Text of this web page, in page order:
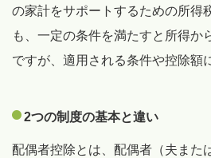
の家計をサポートするための所得
も、一定の条件を満たすと所得か
ですが、適用される条件や控除額
2つの制度の基本と違い
配偶者控除とは、配偶者（夫また